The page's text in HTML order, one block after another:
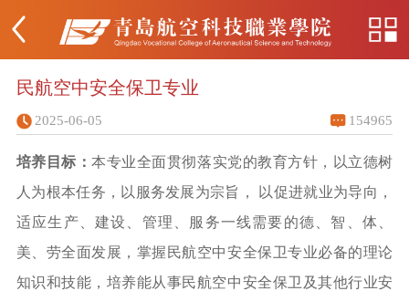
民航空中安全保卫专业
2025-06-05 154965
培养目标：本专业全面贯彻落实党的教育方针，以立德树
人为根本任务，以服务发展为宗旨，
以促进就业为导向，
适应生产、建设、管理、服务一线需要的德、智、体、
美、劳全面发展，掌握民航空中安全保卫专业必备的理论
知识和技能，培养能从事民航空中安全保卫及其他行业安